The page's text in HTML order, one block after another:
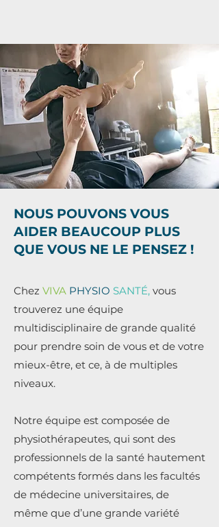
NOUS POUVONS VOUS
AIDER BEAUCOUP PLUS
QUE VOUS NE LE PENSEZ !
Chez VIVA PHYSIO SANTÉ, vous
trouverez une équipe
multidisciplinaire de grande qualité
pour prendre soin de vous et de votre
mieux-être, et ce, à de multiples
niveaux.
Notre équipe est composée de
physiothérapeutes, qui sont des
professionnels de la santé hautement
compétents formés dans les facultés
de médecine universitaires, de
même que d’une grande variété